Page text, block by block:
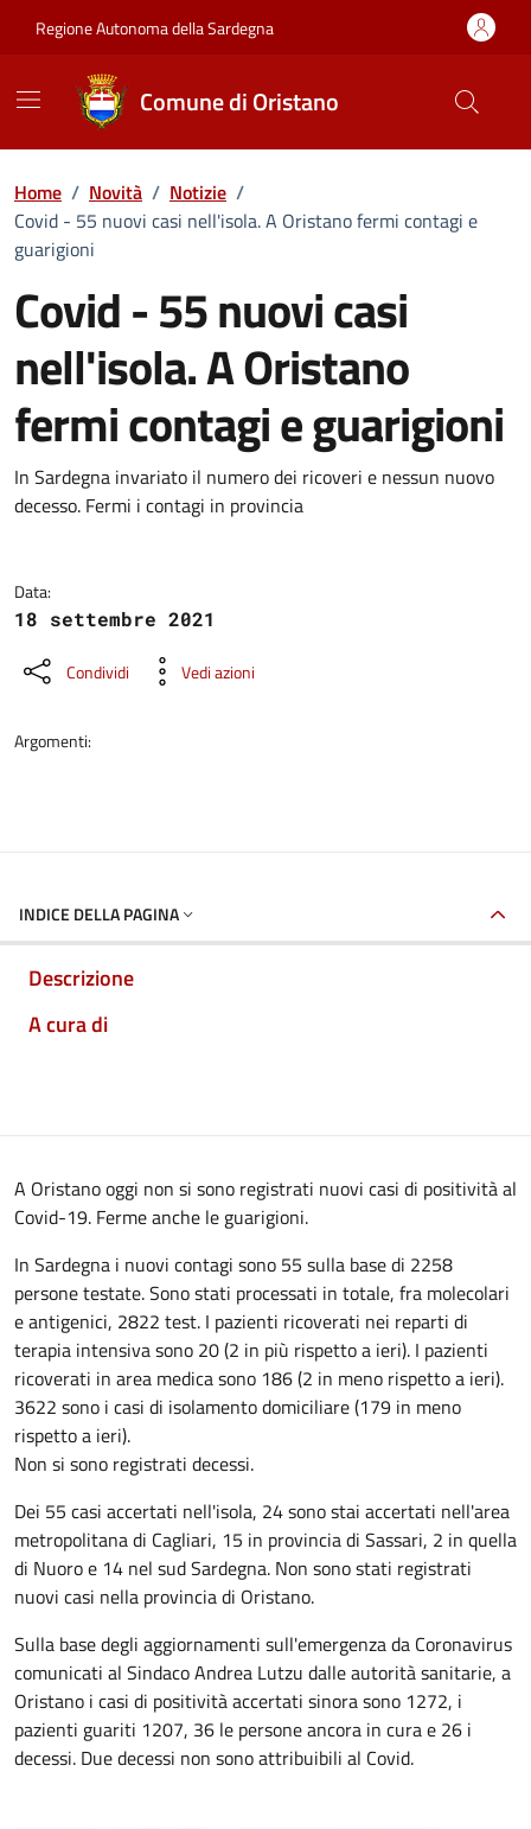
Regione Autonoma della Sardegna
Comune di Oristano
Home / Novità / Notizie /
Covid - 55 nuovi casi nell'isola. A Oristano fermi contagi e
guarigioni
Covid - 55 nuovi casi
nell'isola. A Oristano
fermi contagi e guarigioni
Dettagli della notizia
In Sardegna invariato il numero dei ricoveri e nessun nuovo
decesso. Fermi i contagi in provincia
Data:
18 settembre 2021
Condividi Vedi azioni
Argomenti:
INDICE DELLA PAGINA
Descrizione
A cura di
A Oristano oggi non si sono registrati nuovi casi di positività al
Covid-19. Ferme anche le guarigioni.
In Sardegna i nuovi contagi sono 55 sulla base di 2258
persone testate. Sono stati processati in totale, fra molecolari
e antigenici, 2822 test. I pazienti ricoverati nei reparti di
terapia intensiva sono 20 (2 in più rispetto a ieri). I pazienti
ricoverati in area medica sono 186 (2 in meno rispetto a ieri).
3622 sono i casi di isolamento domiciliare (179 in meno
rispetto a ieri).
Non si sono registrati decessi.
Dei 55 casi accertati nell'isola, 24 sono stai accertati nell'area
metropolitana di Cagliari, 15 in provincia di Sassari, 2 in quella
di Nuoro e 14 nel sud Sardegna. Non sono stati registrati
nuovi casi nella provincia di Oristano.
Sulla base degli aggiornamenti sull'emergenza da Coronavirus
comunicati al Sindaco Andrea Lutzu dalle autorità sanitarie, a
Oristano i casi di positività accertati sinora sono 1272, i
pazienti guariti 1207, 36 le persone ancora in cura e 26 i
decessi. Due decessi non sono attribuibili al Covid.